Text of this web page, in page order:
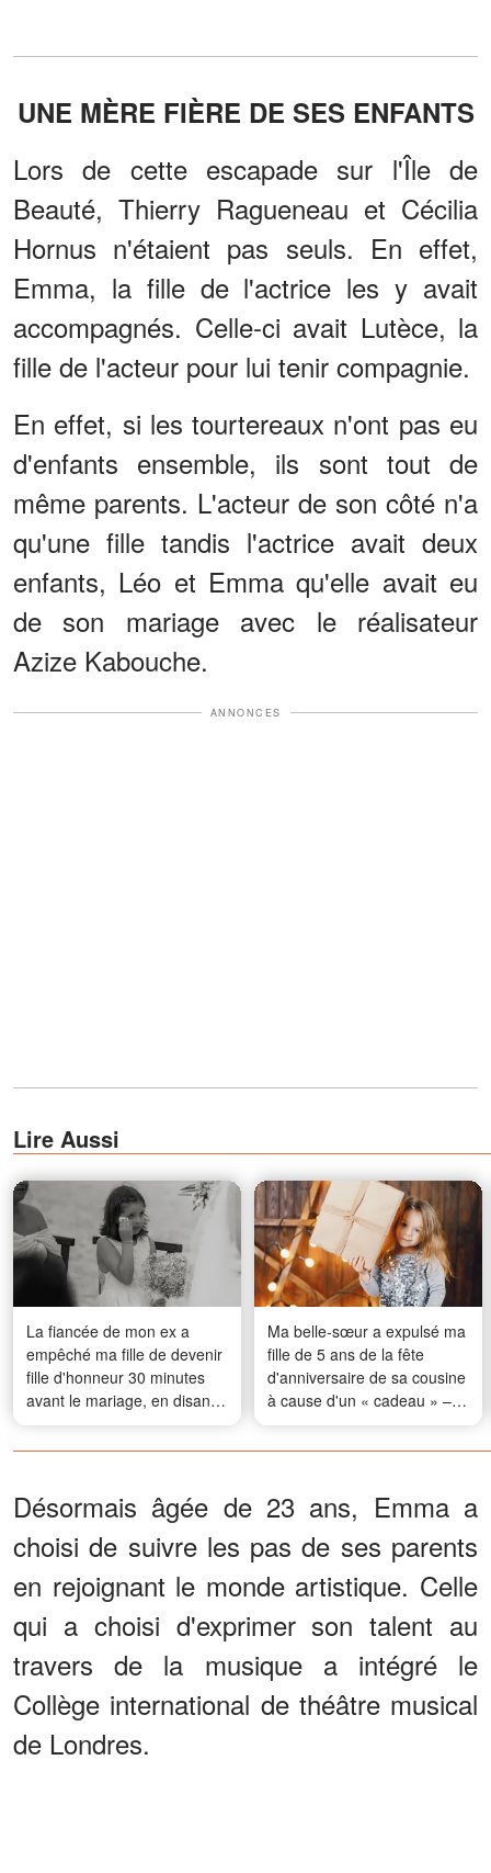
UNE MÈRE FIÈRE DE SES ENFANTS
Lors de cette escapade sur l'Île de
Beauté, Thierry Ragueneau et Cécilia
Hornus n'étaient pas seuls. En effet,
Emma, la fille de l'actrice les y avait
accompagnés. Celle-ci avait Lutèce, la
fille de l'acteur pour lui tenir compagnie.
En effet, si les tourtereaux n'ont pas eu
d'enfants ensemble, ils sont tout de
même parents. L'acteur de son côté n'a
qu'une fille tandis l'actrice avait deux
enfants, Léo et Emma qu'elle avait eu
de son mariage avec le réalisateur
Azize Kabouche.
ANNONCES
Lire Aussi
La fiancée de mon ex a
empêché ma fille de devenir
fille d'honneur 30 minutes
avant le mariage, en disant :
« Une nouvelle famille ne
devrait pas commencer par
» – Ce que la mère de mon
ex a fait ensuite a laissé tout
le monde sans voix
Ma belle-sœur a expulsé ma
fille de 5 ans de la fête
d'anniversaire de sa cousine
à cause d'un « cadeau » –
Alors je me suis assurée
qu'elle en paie le prix
Désormais âgée de 23 ans, Emma a
choisi de suivre les pas de ses parents
en rejoignant le monde artistique. Celle
qui a choisi d'exprimer son talent au
travers de la musique a intégré le
Collège international de théâtre musical
de Londres.